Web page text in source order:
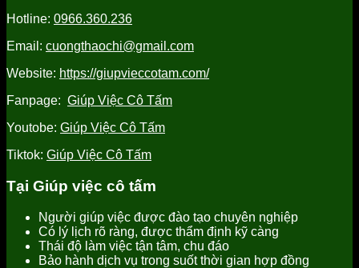
Hotline: 0966.360.236
Email: cuongthaochi@gmail.com
Website: https://giupvieccotam.com/
Fanpage: Giúp Việc Cô Tấm
Youtobe: Giúp Việc Cô Tấm
Tiktok: Giúp Việc Cô Tấm
Tại Giúp việc cô tấm
Người giúp việc được đào tạo chuyên nghiệp
Có lý lịch rõ ràng, được thẩm định kỹ càng
Thái độ làm việc tận tâm, chu đáo
Bảo hành dịch vụ trong suốt thời gian hợp đồng